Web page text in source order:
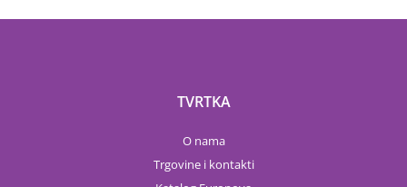
TVRTKA
O nama
Trgovine i kontakti